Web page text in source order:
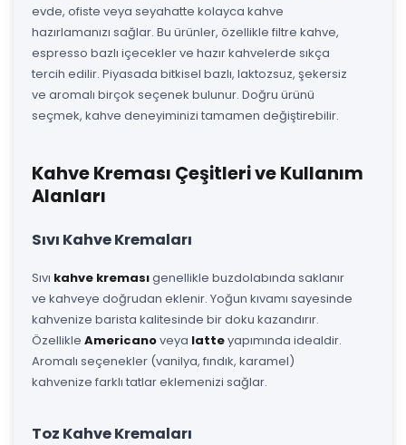
evde, ofiste veya seyahatte kolayca kahve
hazırlamanızı sağlar. Bu ürünler, özellikle filtre kahve,
espresso bazlı içecekler ve hazır kahvelerde sıkça
tercih edilir. Piyasada bitkisel bazlı, laktozsuz, şekersiz
ve aromalı birçok seçenek bulunur. Doğru ürünü
seçmek, kahve deneyiminizi tamamen değiştirebilir.
Kahve Kreması Çeşitleri ve Kullanım
Alanları
Sıvı Kahve Kremaları
Sıvı kahve kremasıgenellikle buzdolabında saklanır
ve kahveye doğrudan eklenir. Yoğun kıvamı sayesinde
kahvenize barista kalitesinde bir doku kazandırır.
Özellikle Americanoveya latteyapımında idealdir.
Aromalı seçenekler (vanilya, fındık, karamel)
kahvenize farklı tatlar eklemenizi sağlar.
Toz Kahve Kremaları